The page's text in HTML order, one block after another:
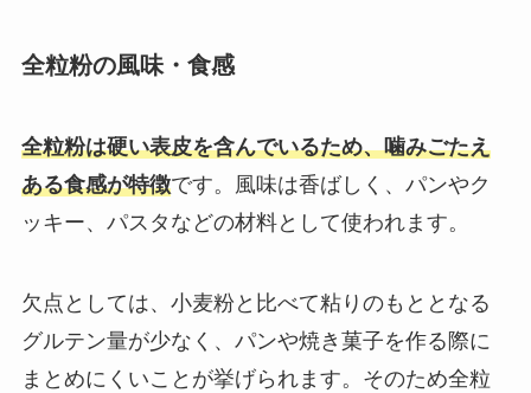
全粒粉の風味・食感
全粒粉は硬い表皮を含んでいるため、噛みごたえ
ある食感が特徴です。風味は香ばしく、パンやク
ッキー、パスタなどの材料として使われます。
欠点としては、小麦粉と比べて粘りのもととなる
グルテン量が少なく、パンや焼き菓子を作る際に
まとめにくいことが挙げられます。そのため全粒